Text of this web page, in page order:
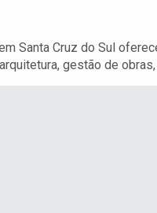
Santa Cruz do Sul
gestão de